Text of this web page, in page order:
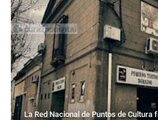
La Red Nacional de Puntos de